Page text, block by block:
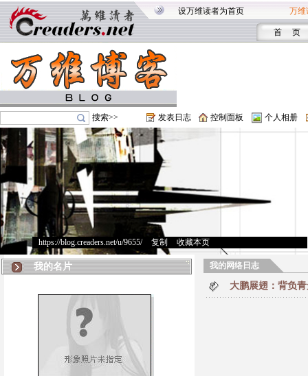
设万维读者为首页 万维
首 页
搜索>> 发表日志 控制面板 个人相册
https://blog.creaders.net/u/9655/> 复制 收藏本页
我的名片 我的网络日志
大鹏展翅：背负